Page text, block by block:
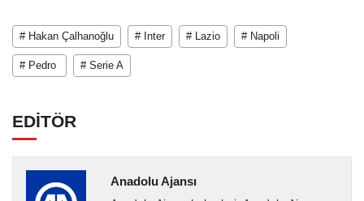
# Hakan Çalhanoğlu # Inter # Lazio # Napoli
# Pedro # Serie A
EDİTÖR
Anadolu Ajansı